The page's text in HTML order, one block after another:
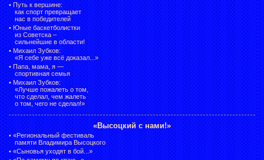
• Путь к вершине:
как спорт превращает
нас в победителей
• Юные баскетболистки
из Советска –
сильнейшие в области!
• Михаил Зубков:
«Я себе уже всё доказал...»
• Папа, мама, я —
спортивная семья
• Михаил Зубков:
«Лучше пожалеть о том,
что сделал, чем жалеть
о том, чего не сделал!»
«Высоцкий с нами!»
• «Региональный фестиваль
памяти Владимира Высоцкого
• «Сыновья уходят в бой...»